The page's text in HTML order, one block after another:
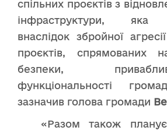
спільних проєктів з
інфраструктури, яка
внаслідок збройної
проєктів, спрямованих
безпеки,
функціональності
зазначив голова громади
«Разом також